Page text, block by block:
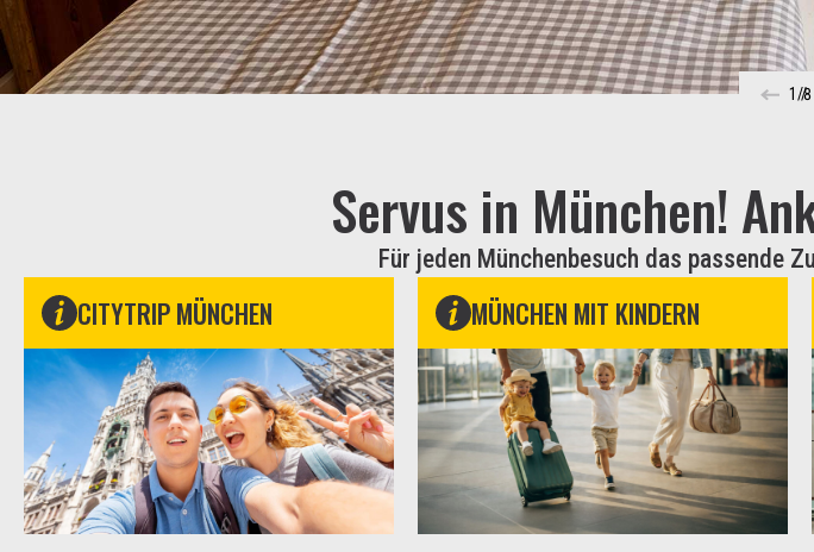
1 8
Servus in München!
Für jeden Münchenbesuch das passende
CITYTRIP MÜNCHEN MÜNCHEN MIT KINDERN